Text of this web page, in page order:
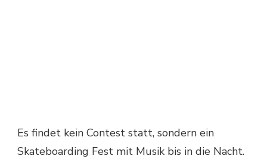
Es findet kein Contest statt, sondern ein
Skateboarding Fest mit Musik bis in die Nacht.